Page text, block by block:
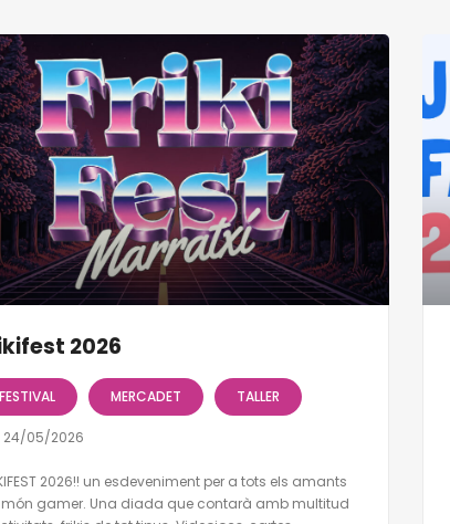
2026
FESTIVAL MERCADET TALLER
24/05/2026
2026!! un esdeveniment per a tots els amants
món gamer. Una diada que contarà amb multitud